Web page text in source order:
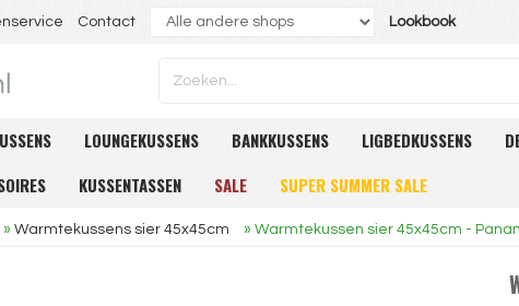
Contact Lookbook
LOUNGEKUSSENS BANKKUSSENS LIGBEDKUSSENS
KUSSENTASSEN SALE SUPER SUMMER SALE
» Warmtekussens sier 45x45cm » Warmtekussen sier 45x45cm -